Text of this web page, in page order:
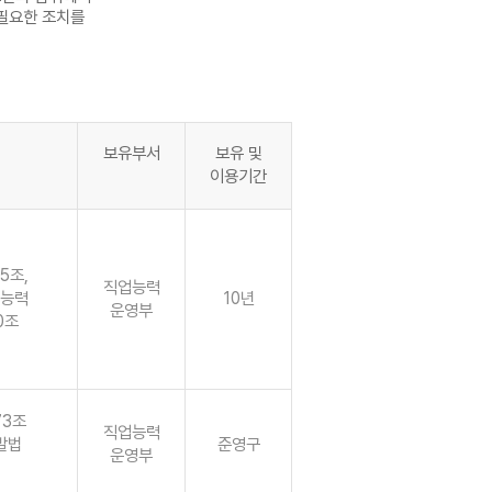
요한 조치를
보유부서
보유 및
이용기간
조,
력
조
직업능력
운영부
10년
조
법
직업능력
운영부
준영구